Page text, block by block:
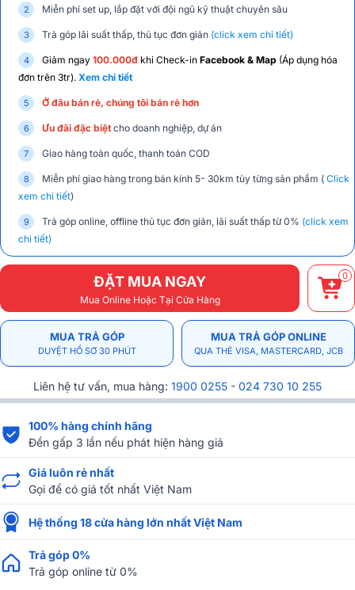
Miễn phí set up, lắp đặt với đội ngũ kỹ thuật chuyên sâu
Trả góp lãi suất thấp, thủ tục đơn giản (click xem chi tiết)
Giảm ngay 100.000đ khi Check-in Facebook & Map (Áp dụng hóa
đơn trên 3tr). Xem chi tiết
Ở đâu bán rẻ, chúng tôi bán rẻ hơn
Ưu đãi đặc biệt cho doanh nghiệp, dự án
Giao hàng toàn quốc, thanh toán COD
Miễn phí giao hàng trong bán kính 5- 30km tùy từng sản phẩm ( Click
xem chi tiết)
Trả góp online, offline thủ tục đơn giản, lãi suất thấp từ 0% (click xem
chi tiết)
ĐẶT MUA NGAY
Mua Online Hoặc Tại Cửa Hàng
0
MUA TRẢ GÓP
DUYỆT HỒ SƠ 30 PHÚT
MUA TRẢ GÓP ONLINE
QUA THẺ VISA, MASTERCARD, JCB
Liên hệ tư vấn, mua hàng: 1900 0255 - 024 730 10 255
100% hàng chính hãng
Đền gấp 3 lần nếu phát hiện hàng giả
Giá luôn rẻ nhất
Gọi để có giá tốt nhất Việt Nam
Hệ thống 18 cửa hàng lớn nhất Việt Nam
Trả góp 0%
Trả góp online từ 0%